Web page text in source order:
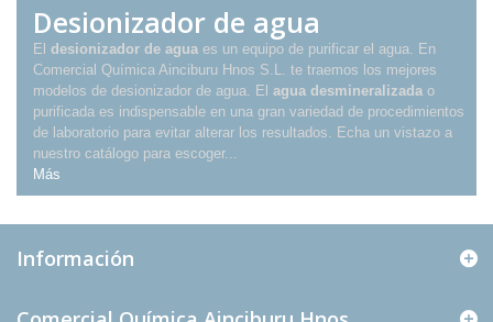
Desionizador de agua
El desionizador de agua es un equipo de purificar el agua. En
Comercial Química Ainciburu Hnos S.L. te traemos los mejores
modelos de desionizador de agua. El agua desmineralizada o
purificada es indispensable en una gran variedad de procedimientos
de laboratorio para evitar alterar los resultados. Echa un vistazo a
nuestro catálogo para escoger...
Más
Información